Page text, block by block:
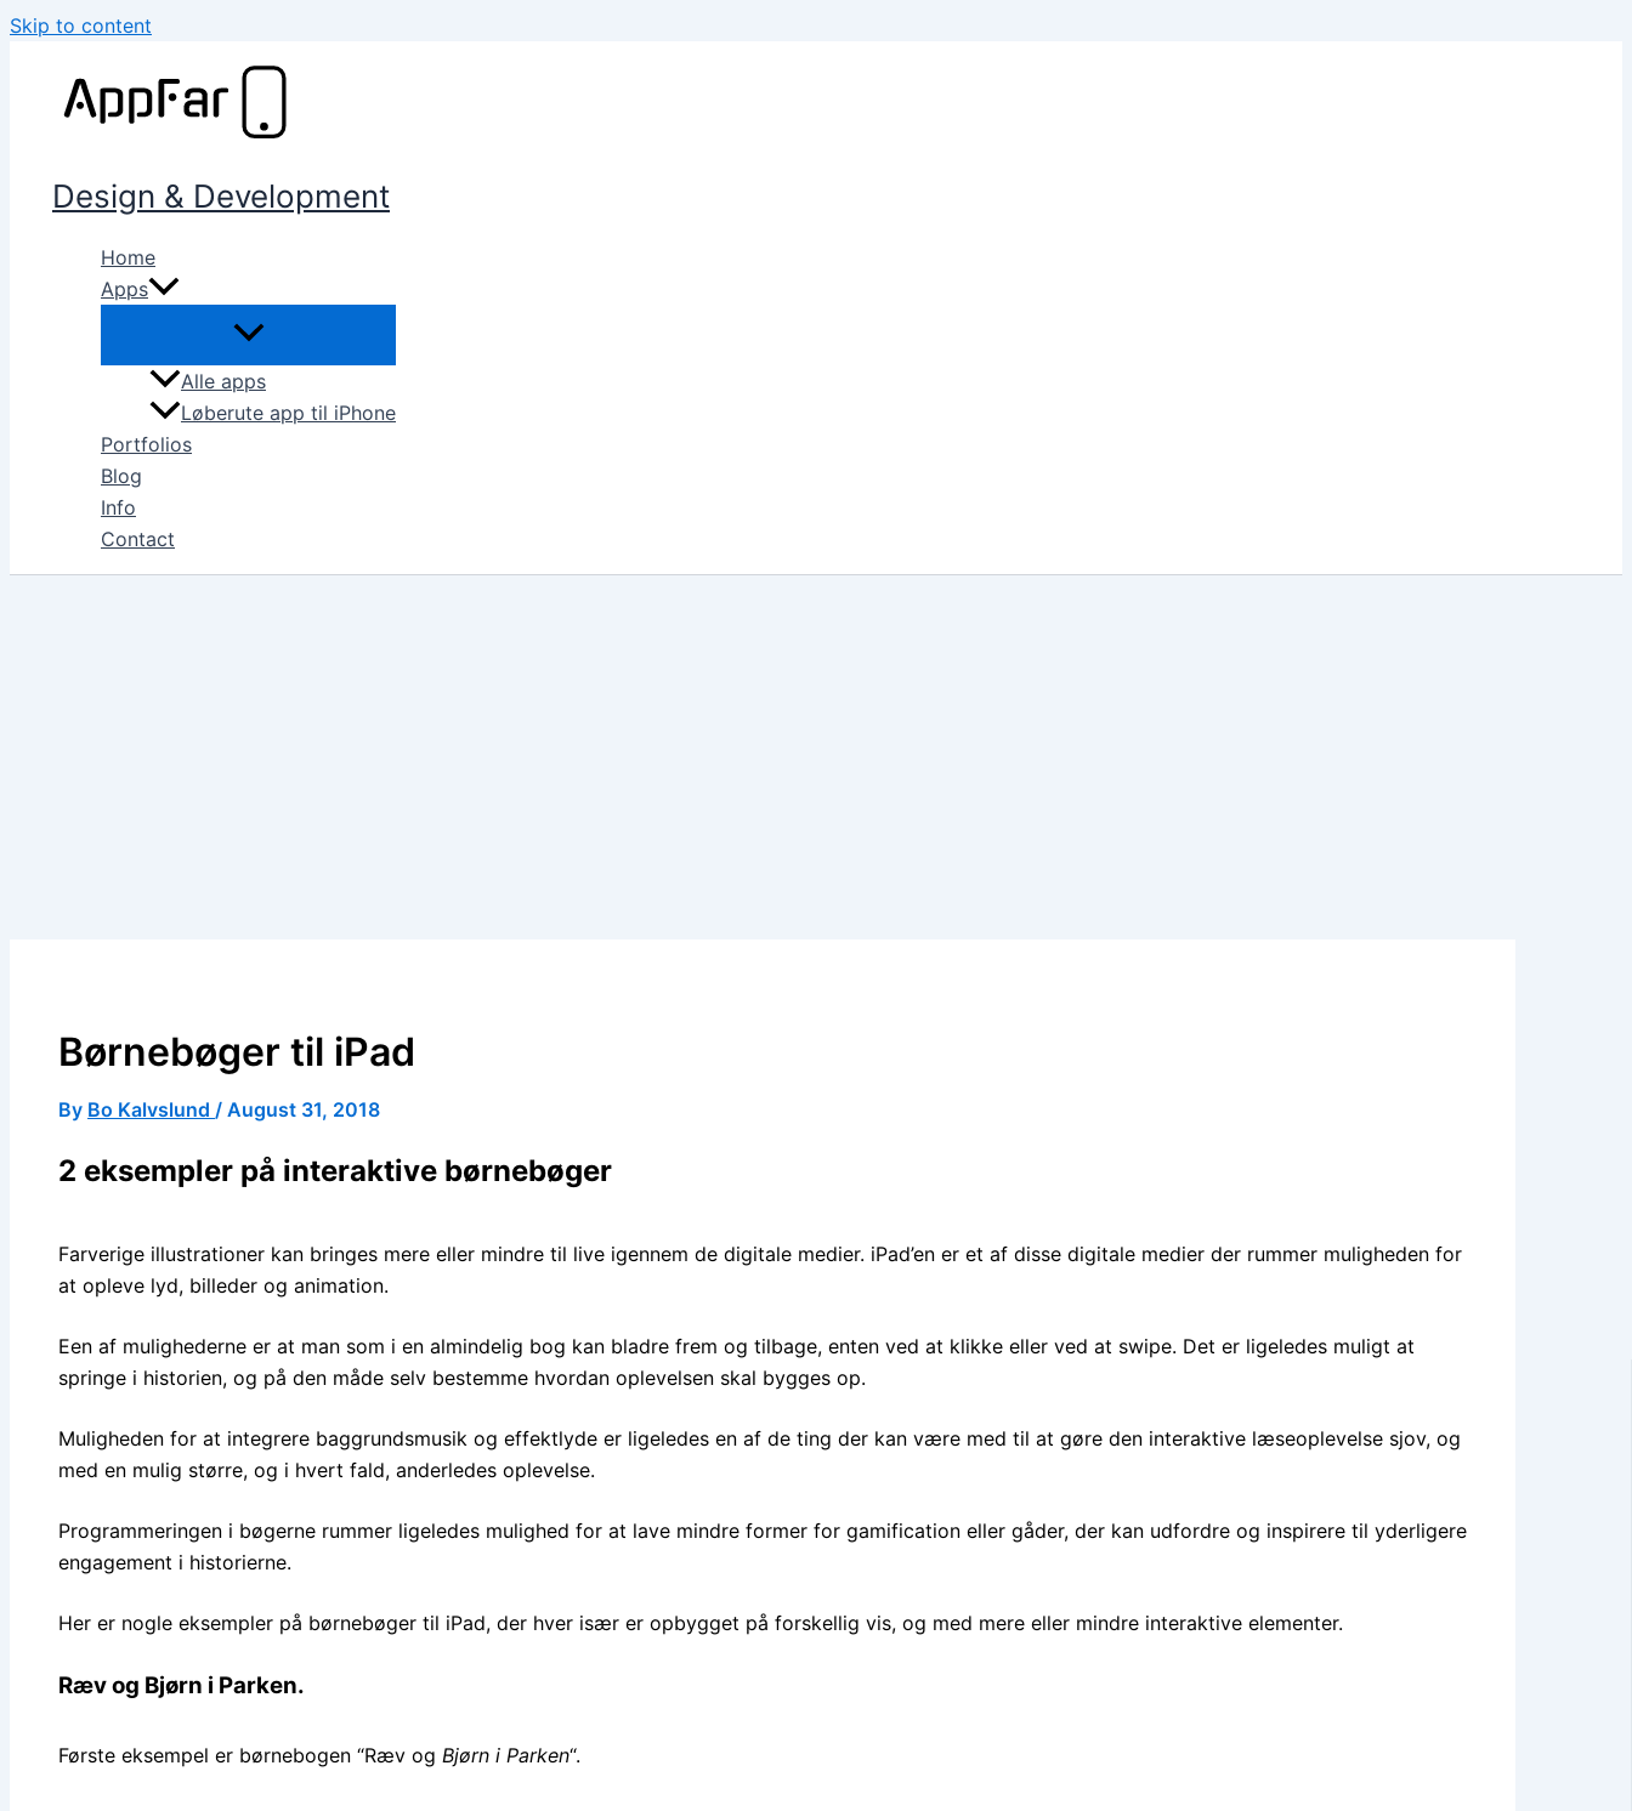
Skip to content
Design & Development
Home
Apps
Alle apps
Løberute app til iPhone
Portfolios
Blog
Info
Contact
Børnebøger til iPad
By Bo Kalvslund / August 31, 2018
2 eksempler på interaktive børnebøger
Farverige illustrationer kan bringes mere eller mindre til live igennem de digitale medier. iPad’en er et af disse digitale medier der rummer muligheden for
at opleve lyd, billeder og animation.
Een af mulighederne er at man som i en almindelig bog kan bladre frem og tilbage, enten ved at klikke eller ved at swipe. Det er ligeledes muligt at
springe i historien, og på den måde selv bestemme hvordan oplevelsen skal bygges op.
Muligheden for at integrere baggrundsmusik og effektlyde er ligeledes en af de ting der kan være med til at gøre den interaktive læseoplevelse sjov, og
med en mulig større, og i hvert fald, anderledes oplevelse.
Programmeringen i bøgerne rummer ligeledes mulighed for at lave mindre former for gamification eller gåder, der kan udfordre og inspirere til yderligere
engagement i historierne.
Her er nogle eksempler på børnebøger til iPad, der hver især er opbygget på forskellig vis, og med mere eller mindre interaktive elementer.
Ræv og Bjørn i Parken.
Første eksempel er børnebogen “Ræv og Bjørn i Parken“.